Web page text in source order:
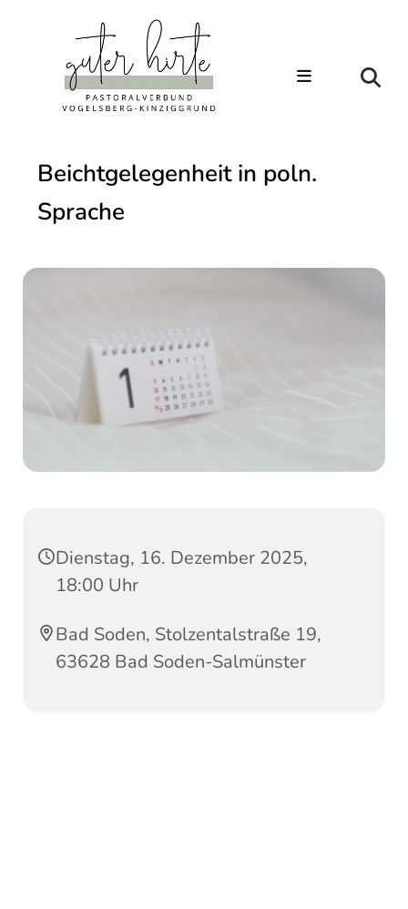
Beichtgelegenheit in poln.
Sprache
Dienstag, 16. Dezember 2025,
18:00 Uhr
Bad Soden, Stolzentalstraße 19,
63628 Bad Soden-Salmünster